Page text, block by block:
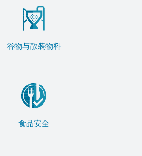
谷物与散装物料
食品安全